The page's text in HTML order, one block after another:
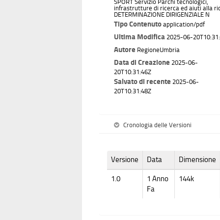
SPORT Servizio Parchi tecnologici,
infrastrutture di ricerca ed aiuti alla
DETERMINAZIONE DIRIGENZIALE N
Tipo Contenuto application/pdf
Ultima Modifica 2025-06-
Autore RegioneUmbria
Data di Creazione 2025-06-
20T10:31:46Z
Salvato di recente 2025-06-
20T10:31:48Z
Cronologia delle Versioni
Versione Data Dimensione
1.0
1 Anno
Fa
144k